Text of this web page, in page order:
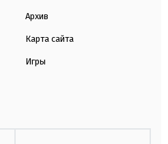
Архив
Карта сайта
Игры